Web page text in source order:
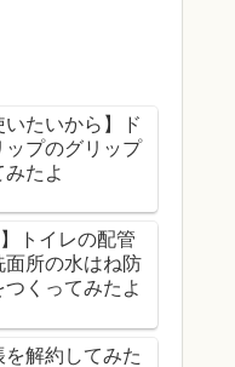
いたいから】ド
ップのグリップ
みたよ
】トイレの配管
面所の水はね防
つくってみたよ
を解約してみた